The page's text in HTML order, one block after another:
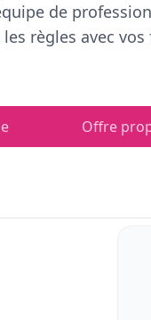
de
règles avec
Offre